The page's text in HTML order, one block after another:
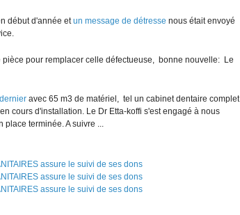
début d'année etun message de détresse nous était envoyé
pour remplacer celle défectueuse, bonne nouvelle: Le
avec 65 m3 de matériel, tel un cabinet dentaire complet
cours d'installation. Le Dr Etta-koffi s'est engagé à nous
place terminée.A suivre ...